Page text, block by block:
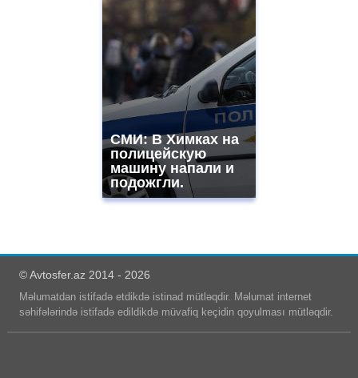
СМИ: В Химках на
полицейскую
машину напали и
подожгли.
© Avtosfer.az 2014 - 2026
Məlumatdan istifadə etdikdə istinad mütləqdir. Məlumat internet
səhifələrində istifadə edildikdə müvafiq keçidin qoyulması mütləqdir.